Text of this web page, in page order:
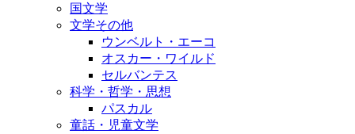
国文学
文学その他
ウンベルト・エーコ
オスカー・ワイルド
セルバンテス
科学・哲学・思想
パスカル
童話・児童文学